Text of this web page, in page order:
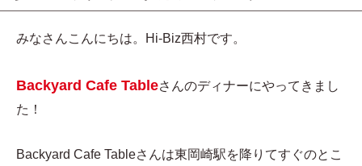
みなさんこんにちは。Hi-Biz西村です。
Backyard Cafe Tableさんのディナーにやってきまし
た！
Backyard Cafe Tableさんは東岡崎駅を降りてすぐのとこ